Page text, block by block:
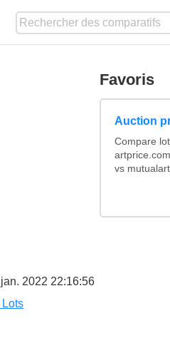
Favoris
Auction
Compare
vs
jan. 2022 22:16:56